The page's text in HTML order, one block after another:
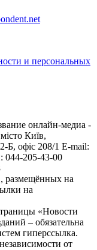
и персональных
онлайн-медиа -
Київ,
офіс 208/1 E-mail:
044-205-43-00
размещённых на
на
«Новости
– обязательна
гиперссылка.
от